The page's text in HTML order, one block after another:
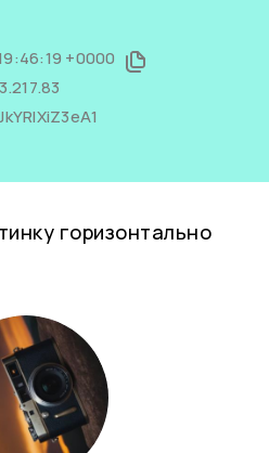
+0000
горизонтально